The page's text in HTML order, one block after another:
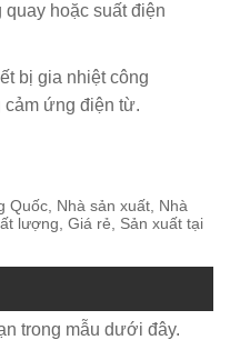
hoặc suất điện
bị gia nhiệt công
cảm ứng điện từ.
Quốc, Nhà sản xuất, Nhà
lượng, Giá rẻ, Sản xuất tại
trong mẫu dưới đây.